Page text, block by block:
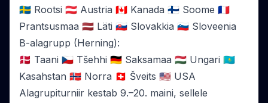
🇸🇪 Rootsi 🇦🇹 Austria 🇨🇦 Kanada 🇫🇮 Soome 🇫🇷
Prantsusmaa 🇱🇻 Läti 🇸🇰 Slovakkia 🇸🇮 Sloveenia
B-alagrupp (Herning):
🇩🇰 Taani 🇨🇿 Tšehhi 🇩🇪 Saksamaa 🇭🇺 Ungari 🇰🇿
Kasahstan 🇳🇴 Norra 🇨🇭 Šveits 🇺🇸 USA
Alagrupiturniir kestab 9.–20. maini, sellele